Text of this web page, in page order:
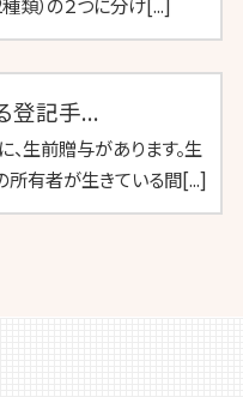
類）の２つに分け[...]
登記手...
生前贈与があります。生
所有者が生きている間[...]